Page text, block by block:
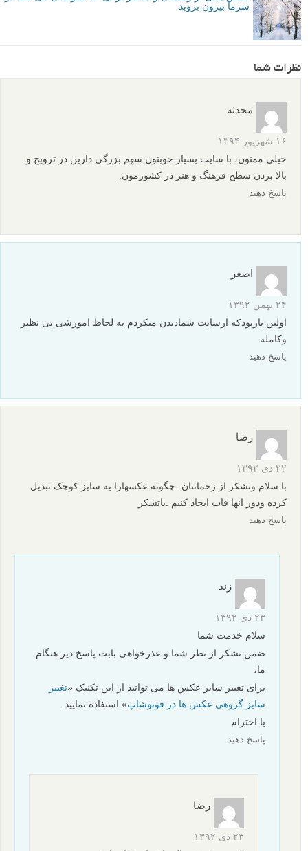
سرما بیرون بروید
نظرات شما
محدثه
۱۶ شهریور ۱۳۹۴
خیلی ممنون، با سایت بسیار خوبتون سهم بزرگی دارین در ترویج و
بالا بردن سطح فرهنگ و هنر در کشورمون.
پاسخ دهید
اصغر
۲۴ بهمن ۱۳۹۲
اولین باربودکه ازسایت شمادیدن میکردم به لحاظ اموزشی بی نظیر
وکامله
پاسخ دهید
رضا
۲۲ دی ۱۳۹۲
با سلام وتشکر از زحماتتان -چگونه عکسهارا به سایز کوچک تبدیل
کرده ودور انها قاب ایجاد کنیم .باتشکر
پاسخ دهید
زند
۲۳ دی ۱۳۹۲
سلام خدمت شما
ضمن تشکر از نظر شما و عذرخواهی بابت پاسخ دیر هنگام
ما،
برای تغییر سایز عکس ها می توانید از این تکنیک «تغییر
سایز گروهی عکس ها در فوتوشاپ» استفاده نمایید.
با احترام
پاسخ دهید
رضا
۲۳ دی ۱۳۹۲